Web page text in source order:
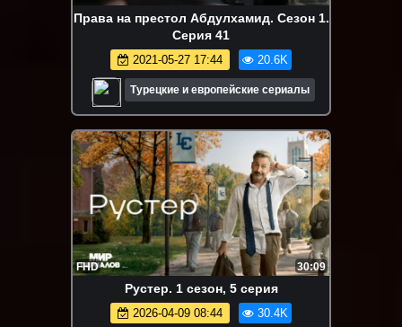
Права на престол Абдулхамид. Сезон 1.
Серия 41
2021-05-27 17:44 20.6K
Турецкие и европейские сериалы
FHD 30:09
Рустер. 1 сезон, 5 серия
2026-04-09 08:44 30.4K